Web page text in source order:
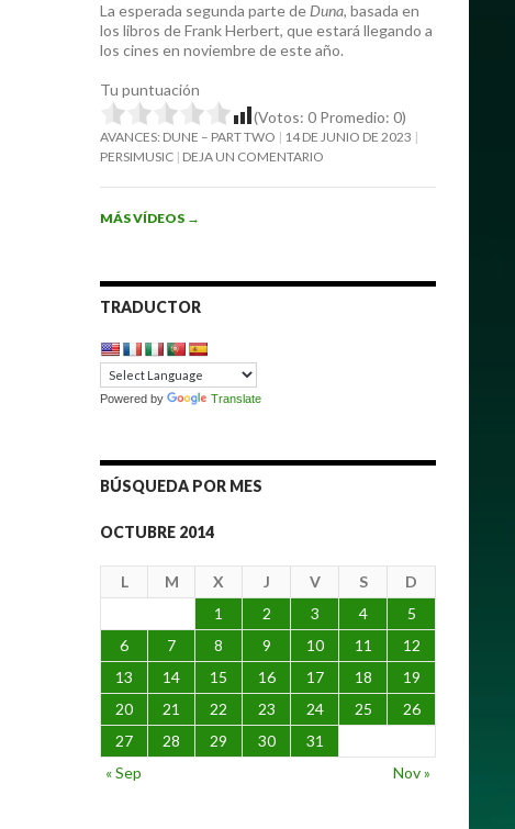
La esperada segunda parte de Duna, basada en
los libros de Frank Herbert, que estará llegando a
los cines en noviembre de este año.
Tu puntuación
(Votos: 0 Promedio: 0)
AVANCES: DUNE – PART TWO
14 DE JUNIO DE 2023
PERSIMUSIC DEJA UN COMENTARIO
MÁS VÍDEOS →
TRADUCTOR
Powered by Translate
BÚSQUEDA POR MES
OCTUBRE 2014
L M X J V S
D
1
2 3 4
5
6
7 8 9 10 11
12
13
14 15 16 17 18
19
20
21 22 23 24 25
26
27
28 29 30
31
« Sep
Nov »